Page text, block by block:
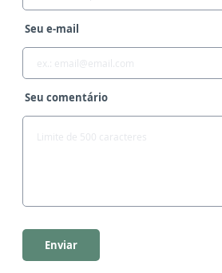
Seu e-mail
Seu comentário
Enviar